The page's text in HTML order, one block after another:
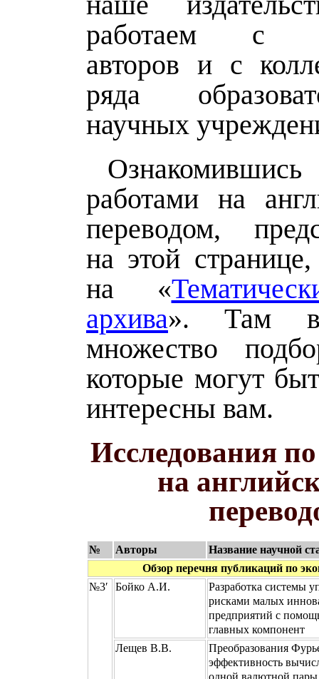
работаем с
авторов и с
ряда
научных
работами на
переводом,
на этой
на «
архива». Там
множество
которые могут
интересны вам.
Исследования
на
№ Авторы
Название научной
Обзор перечня публикаций по
№3′
Бойко А.И.
Разработка системы
рисками малых
предприятий с
главных компонент
Лещев В.В.
Преобразования
эффективность
одной валютной пары